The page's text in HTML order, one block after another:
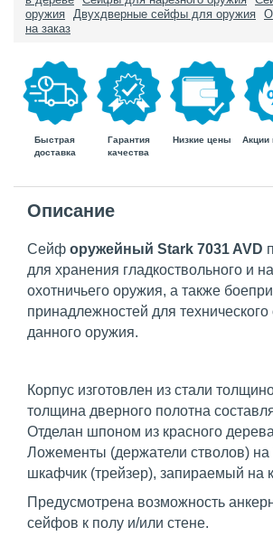
оружия
Двухдверные сейфы для оружия
на заказ
Быстрая
доставка
Гарантия
качества
Низкие цены Акции
Описание
Сейф оружейный Stark 7031 AVD
для хранения гладкоствольного и
охотничьего оружия, а также
принадлежностей для
данного оружия.
Корпус изготовлен из стали
толщина дверного полотна
Отделан шпоном из красного
Ложементы (держатели стволов) на
шкафчик (трейзер), запираемый на
Предусмотрена возможность
сейфов к полу и/или стене.